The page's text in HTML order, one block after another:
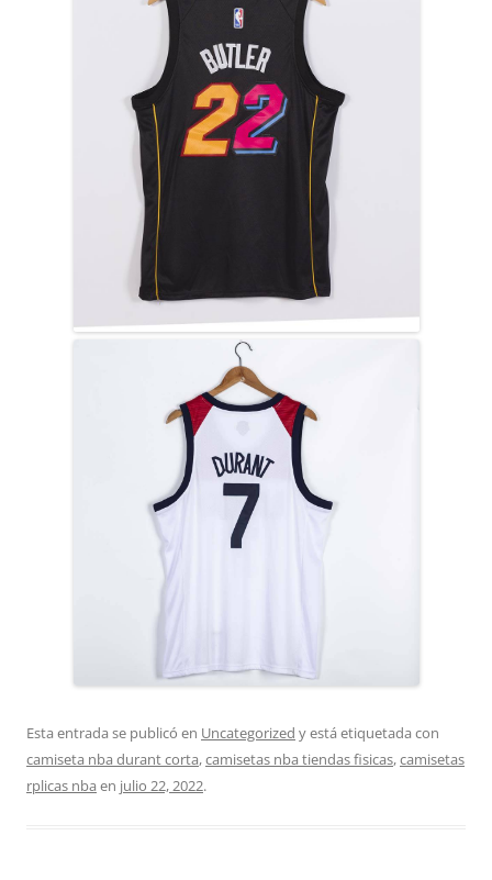
Esta entrada se publicó en Uncategorized y está etiquetada con
camiseta nba durant corta,camisetas nba tiendas fisicas,camisetas
rplicas nba en julio 22, 2022.